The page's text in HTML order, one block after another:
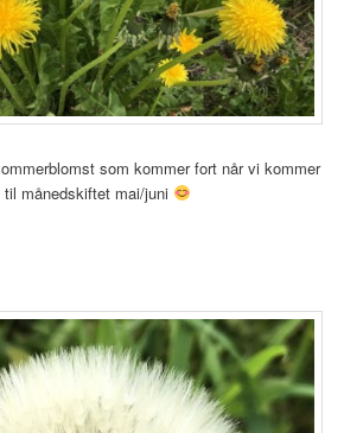
som kommer fort når vi kommer
til månedskiftet mai/juni